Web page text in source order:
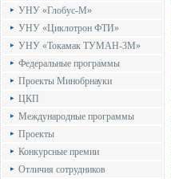
УНУ «Глобус-М»
УНУ «Циклотрон ФТИ»
УНУ «Токамак ТУМАН-3М»
Федеральные программы
Проекты Минобрнауки
ЦКП
Международные программы
Проекты
Конкурсные премии
Отличия сотрудников